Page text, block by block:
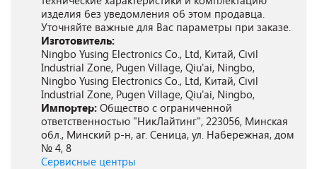
изделия без уведомления об этом продавца.
Уточняйте важные для Вас параметры при заказе.
Изготовитель:
Ningbo Yusing Electronics Co., Ltd, Китай, Civil
Industrial Zone, Pugen Village, Qiu'ai, Ningbo,
Ningbo Yusing Electronics Co., Ltd, Китай, Civil
Industrial Zone, Pugen Village, Qiu'ai, Ningbo,
Импортер: Общество с ограниченной
ответственностью "НикЛайтинг", 223056, Минская
обл., Минский р-н, аг. Сеница, ул. Набережная, дом
№ 4, 8
Сервисные центры